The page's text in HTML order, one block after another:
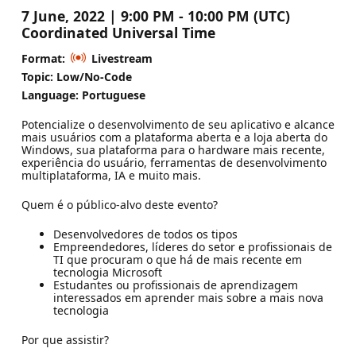
7 June, 2022 | 9:00 PM - 10:00 PM (UTC)
Coordinated Universal Time
Format:
Livestream
Topic: Low/No-Code
Language: Portuguese
Potencialize o desenvolvimento de seu aplicativo e alcance
mais usuários com a plataforma aberta e a loja aberta do
Windows, sua plataforma para o hardware mais recente,
experiência do usuário, ferramentas de desenvolvimento
multiplataforma, IA e muito mais.
Quem é o público-alvo deste evento?
Desenvolvedores de todos os tipos
Empreendedores, líderes do setor e profissionais de
TI que procuram o que há de mais recente em
tecnologia Microsoft
Estudantes ou profissionais de aprendizagem
interessados em aprender mais sobre a mais nova
tecnologia
Por que assistir?